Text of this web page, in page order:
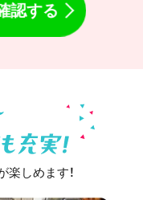
認する
しめます！